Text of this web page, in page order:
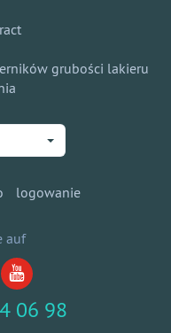
grubości lakieru
logowanie
auf
06 98